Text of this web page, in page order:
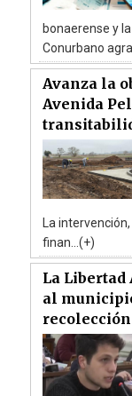
bonaerense y
Conurbano
Avanza la
Avenida
La
finan...(+)
La
al